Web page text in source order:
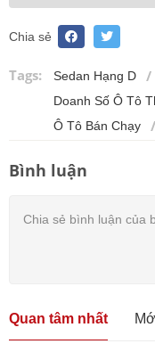
Chia sẻ
Tags: Sedan Hạng D
Doanh Số Ô Tô
Ô Tô Bán Chạy
Bình luận
Quan tâm nhất